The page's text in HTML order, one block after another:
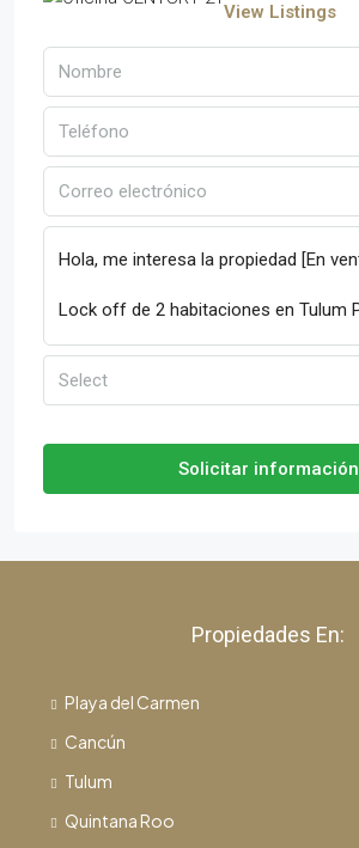
View Listings
Select
Solicitar información
Propiedades En:
Playa del Carmen
Cancún
Tulum
Quintana Roo